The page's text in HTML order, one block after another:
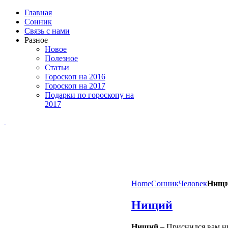
Главная
Сонник
Связь с нами
Разное
Новое
Полезное
Статьи
Гороскоп на 2016
Гороскоп на 2017
Подарки по гороскопу на
2017
HomeСонникЧеловек
Нищий